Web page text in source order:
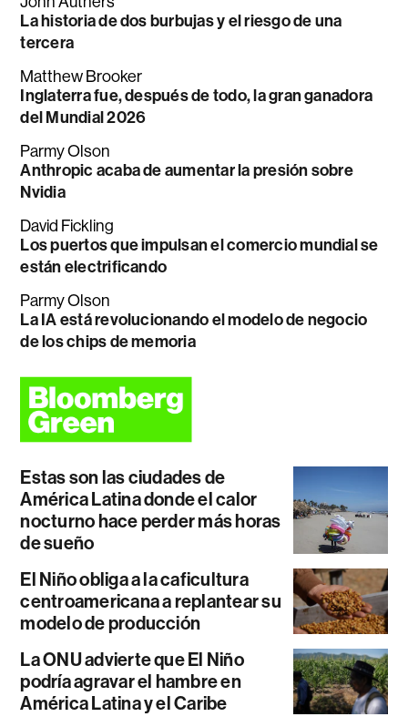
La historia de dos burbujas y el riesgo de una
tercera
Matthew Brooker
Inglaterra fue, después de todo, la gran ganadora
del Mundial 2026
Parmy Olson
Anthropic acaba de aumentar la presión sobre
Nvidia
David Fickling
Los puertos que impulsan el comercio mundial se
están electrificando
Parmy Olson
La IA está revolucionando el modelo de negocio
de los chips de memoria
Estas son las ciudades de
América Latina donde el calor
nocturno hace perder más horas
de sueño
El Niño obliga a la caficultura
centroamericana a replantear su
modelo de producción
La ONU advierte que El Niño
podría agravar el hambre en
América Latina y el Caribe